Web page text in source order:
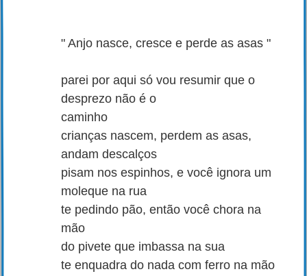
" Anjo nasce, cresce e perde as asas "
parei por aqui só vou resumir que o
desprezo não é o
caminho
crianças nascem, perdem as asas,
andam descalços
pisam nos espinhos, e você ignora um
moleque na rua
te pedindo pão, então você chora na
mão
do pivete que imbassa na sua
te enquadra do nada com ferro na mão